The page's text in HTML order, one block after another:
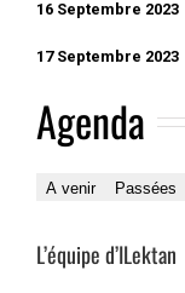
16 Septembre 2023
17 Septembre 2023
Agenda
A venir
Passées
L’équipe d’ILektan